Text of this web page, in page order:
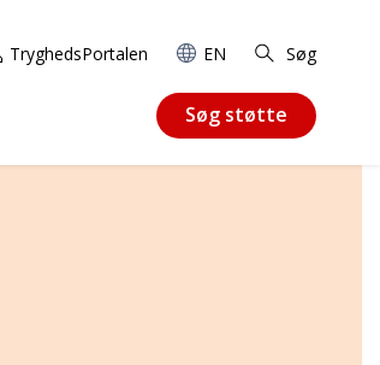
TryghedsPortalen EN Søg
Søg støtte